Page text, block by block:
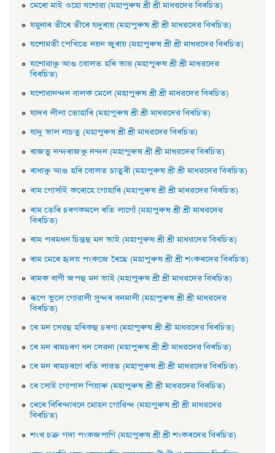
মেৰাে মাই ওহাে যশােৱা (মহাপুৰুষ শ্ৰী শ্ৰী মাধৱদেৱ বিৰচিত)
যমুনাৰ তীৰে তীৰে যদুৰায় (মহাপুৰুষ শ্ৰী শ্ৰী মাধৱদেৱ বিৰচিত)
যশােমতী পেখিতে নয়ন জুৰায় (মহাপুৰুষ শ্ৰী শ্ৰী মাধৱদেৱ বিৰচিত)
যশােৱাকু আগু বােলত হৰি ভাৱ (মহাপুৰুষ শ্ৰী শ্ৰী মাধৱদেৱ
বিৰচিত)
যশােৱানন্দন বালক মেলে (মহাপুৰুষ শ্ৰী শ্ৰী মাধৱদেৱ বিৰচিত)
যাদব লীলা তােহাৰি (মহাপুৰুষ শ্ৰী শ্ৰী মাধৱদেৱ বিৰচিত)
যাদু ভাল নাচতু (মহাপুৰুষ শ্ৰী শ্ৰী মাধৱদেৱ বিৰচিত)
ৰাজতু নন্দৰাজকু নন্দন (মহাপুৰুষ শ্ৰী শ্ৰী মাধৱদেৱ বিৰচিত)
ৰাধাকু আগু হৰি বােলত চাতুৰী (মহাপুৰুষ শ্ৰী শ্ৰী মাধৱদেৱ বিৰচিত)
ৰাম গােসাঁই কৰােহে গােহাৰি (মহাপুৰুষ শ্ৰী শ্ৰী মাধৱদেৱ বিৰচিত)
ৰাম তেৰি চৰণকমলে ৰতি লাগোঁ (মহাপুৰুষ শ্ৰী শ্ৰী মাধৱদেৱ
বিৰচিত)
ৰাম পৰমধন চিন্তহু মন ভাই (মহাপুৰুষ শ্ৰী শ্ৰী মাধৱদেৱ বিৰচিত)
ৰাম মেৰে হৃদয় পংকজে ৰৈছে (মহাপুৰুষ শ্ৰী শ্ৰী শংকৰদেৱ বিৰচিত)
ৰামক বাণী জপহু মন ভাই (মহাপুৰুষ শ্ৰী শ্ৰী মাধৱদেৱ বিৰচিত)
ৰূপে ভুলে গােৱালী সুন্দৰ বনমালী (মহাপুৰুষ শ্ৰী শ্ৰী মাধৱদেৱ
বিৰচিত)
ৰে মন সেৱহু হৰিকহু চৰণা (মহাপুৰুষ শ্ৰী শ্ৰী মাধৱদেৱ বিৰচিত)
ৰে মন ৰামচৰণ ধন সেৱনা (মহাপুৰুষ শ্ৰী শ্ৰী মাধৱদেৱ বিৰচিত)
ৰে মন ৰামচৰণে ৰতি লাৱত (মহাপুৰুষ শ্ৰী শ্ৰী মাধৱদেৱ বিৰচিত)
ৰে সােই গােপাল পিয়াৰু (মহাপুৰুষ শ্ৰী শ্ৰী মাধৱদেৱ বিৰচিত)
ৰেৰে বিৰিন্দাবনে মােহন গােৱিন্দ (মহাপুৰুষ শ্ৰী শ্ৰী মাধৱদেৱ
বিৰচিত)
শংখ চক্র গদা পংকজপাণি (মহাপুৰুষ শ্ৰী শ্ৰী শংকৰদেৱ বিৰচিত)